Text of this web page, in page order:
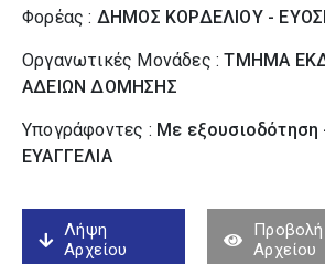
Φορέας : ΔΗΜΟΣ ΚΟΡΔΕΛΙΟΥ -
Οργανωτικές Μονάδες :ΤΜΗΜΑ
ΑΔΕΙΩΝ ΔΟΜΗΣΗΣ
Υπογράφοντες : Με εξουσιοδότηση
ΕΥΑΓΓΕΛΙΑ
Λήψη
Αρχείου
Προβολή
Αρχείου